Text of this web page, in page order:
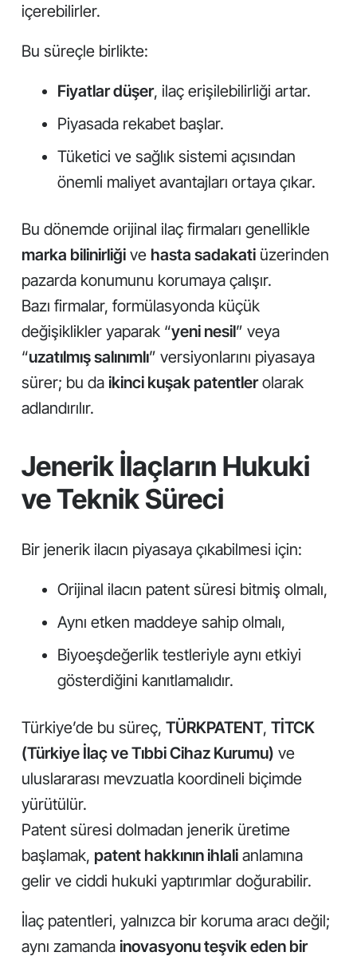
içerebilirler.
Bu süreçle birlikte:
Fiyatlar düşer, ilaç erişilebilirliği artar.
Piyasada rekabet başlar.
Tüketici ve sağlık sistemi açısından
önemli maliyet avantajları ortaya çıkar.
Bu dönemde orijinal ilaç firmaları genellikle
marka bilinirliği ve hasta sadakati üzerinden
pazarda konumunu korumaya çalışır.
Bazı firmalar, formülasyonda küçük
değişiklikler yaparak “yeni nesil” veya
“uzatılmış salınımlı” versiyonlarını piyasaya
sürer; bu da ikinci kuşak patentlerolarak
adlandırılır.
Jenerik İlaçların Hukuki
ve Teknik Süreci
Bir jenerik ilacın piyasaya çıkabilmesi için:
Orijinal ilacın patent süresi bitmiş olmalı,
Aynı etken maddeye sahip olmalı,
Biyoeşdeğerlik testleriyle aynı etkiyi
gösterdiğini kanıtlamalıdır.
Türkiye’de bu süreç, TÜRKPATENT, TİTCK
(Türkiye İlaç ve Tıbbi Cihaz Kurumu) ve
uluslararası mevzuatla koordineli biçimde
yürütülür.
Patent süresi dolmadan jenerik üretime
başlamak, patent hakkının ihlali anlamına
gelir ve ciddi hukuki yaptırımlar doğurabilir.
İlaç patentleri, yalnızca bir koruma aracı değil;
aynı zamanda inovasyonu teşvik eden bir